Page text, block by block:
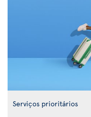
Serviços prioritários